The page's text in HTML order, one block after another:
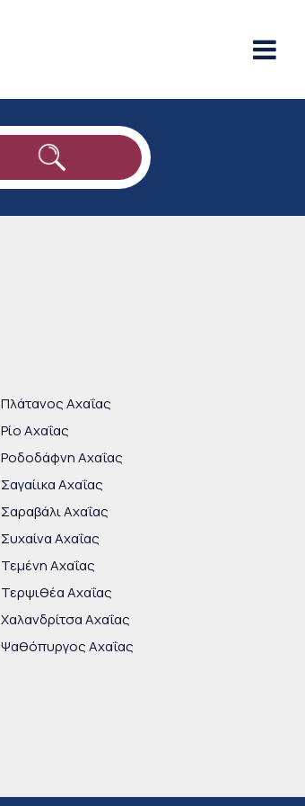
Πλάτανος Αχαΐας
Ρίο Αχαΐας
Ροδοδάφνη Αχαΐας
Σαγαίικα Αχαΐας
Σαραβάλι Αχαΐας
Συχαίνα Αχαΐας
Τεμένη Αχαΐας
Τερψιθέα Αχαΐας
Χαλανδρίτσα Αχαΐας
Ψαθόπυργος Αχαΐας